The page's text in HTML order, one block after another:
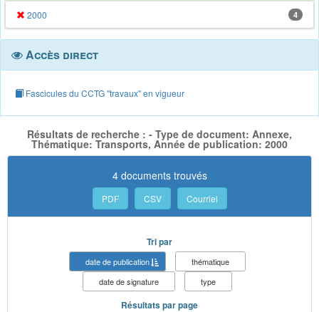
2000 4
Accès direct
Fascicules du CCTG "travaux" en vigueur
Résultats de recherche : - Type de document: Annexe,
Thématique: Transports, Année de publication: 2000
4 documents trouvés
PDF CSV Courriel
Tri par
date de publication
thématique
date de signature
type
Résultats par page